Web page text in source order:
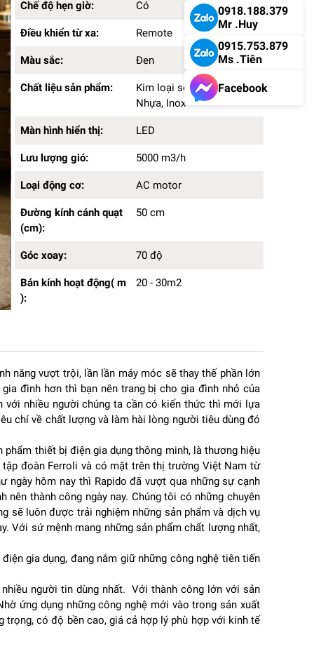
Chế độ hẹn giờ: Có
Điều khiển từ xa: Remote
Màu sắc: Đen
Chất liệu sản phẩm:
Kim loại sơn tĩnh điện,
Nhựa, Inox
Màn hình hiển thị: LED
Lưu lượng gió: 5000 m3/h
Loại động cơ: AC motor
Đường kính cánh quạt
(cm):
50 cm
Góc xoay: 70 độ
Bán kính hoạt động( m
):
20 - 30m2
năng vượt trội, lần lần máy móc sẽ thay thế phần lớn
đình hơn thì bạn nên trang bị cho gia đình nhỏ của
với nhiều người chúng ta cần có kiến thức thì mới lựa
chí về chất lượng và làm hài lòng người tiêu dùng đó
thiết bị điện gia dụng thông minh, là thương hiệu
đoàn Ferroli và có mặt trên thị trường Việt Nam từ
ngày hôm nay thì Rapido đã vượt qua những sự cạnh
thành công ngày nay. Chúng tôi có những chuyên
sẽ luôn được trải nghiệm những sản phẩm và dịch vụ
Với sứ mệnh mang những sản phẩm chất lượng nhất,
gia dụng, đang nắm giữ những công nghệ tiên tiến
người tin dùng nhất. Với thành công lớn với sản
ứng dụng những công nghệ mới vào trong sản xuất
có độ bền cao, giá cả hợp lý phù hợp với kinh tế
0918.188.379
Mr .Huy
0915.753.879
Ms .Tiên
Facebook